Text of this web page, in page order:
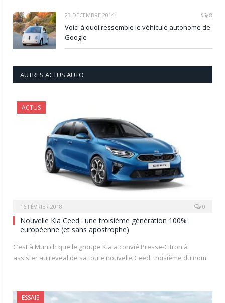
23 DÉCEMBRE 2014 8
Voici à quoi ressemble le véhicule autonome de
Google
AUTRES ACTUS AUTO
ACTUS
16 FÉVRIER 2018 0
Nouvelle Kia Ceed : une troisième génération 100%
européenne (et sans apostrophe)
C’est à Munich que le groupe Kia a convié Presse-Citron à
assister au reveal de sa toute nouvelle Ceed, troisième du nom.
ESSAIS